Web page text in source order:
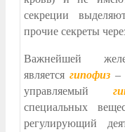
секреции
прочие секреты
Важнейшей
является гипофиз–
управляемый
специальных
регулирующий